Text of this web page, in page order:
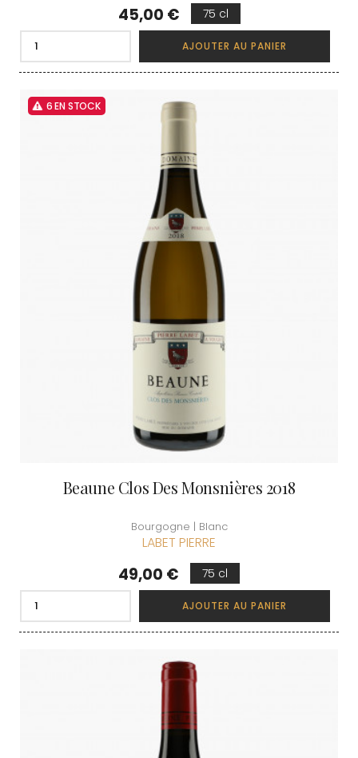
Prix
45,00 € 75 cl
AJOUTER AU PANIER
6 EN STOCK
Beaune Clos Des Monsnières 2018
Bourgogne | Blanc
LABET PIERRE
Prix
49,00 € 75 cl
AJOUTER AU PANIER